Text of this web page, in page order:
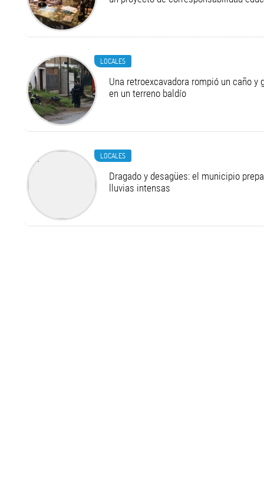
LOCALES
Una retroexcavadora rompió un caño y
en un terreno baldío
LOCALES
Dragado y desagües: el municipio
lluvias intensas